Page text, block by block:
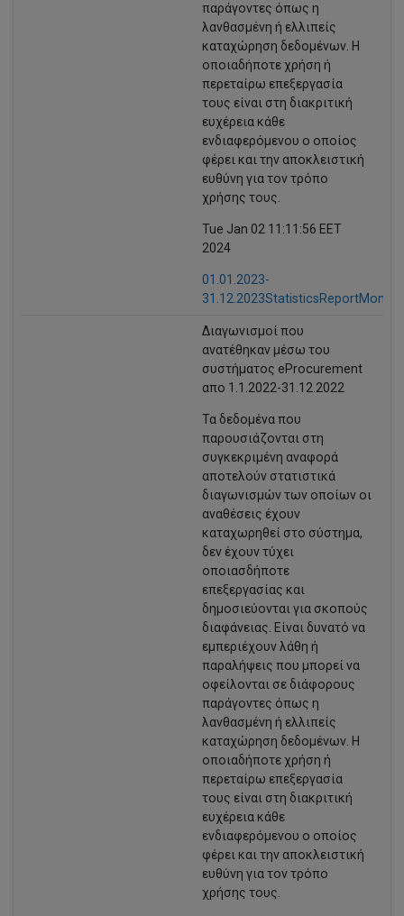
παράγοντες όπως η
λανθασμένη ή ελλιπείς
καταχώρηση δεδομένων. Η
οποιαδήποτε χρήση ή
περεταίρω επεξεργασία
τους είναι στη διακριτική
ευχέρεια κάθε
ενδιαφερόμενου ο οποίος
φέρει και την αποκλειστική
ευθύνη για τον τρόπο
χρήσης τους.
Tue Jan 02 11:11:56 EET
2024
01.01.2023-
Διαγωνισμοί που
ανατέθηκαν μέσω του
συστήματος eProcurement
απo 1.1.2022-31.12.2022
Τα δεδομένα που
παρουσιάζονται στη
συγκεκριμένη αναφορά
αποτελούν στατιστικά
διαγωνισμών των οποίων οι
αναθέσεις έχουν
καταχωρηθεί στο σύστημα,
δεν έχουν τύχει
οποιασδήποτε
επεξεργασίας και
δημοσιεύονται για σκοπούς
διαφάνειας. Είναι δυνατό να
εμπεριέχουν λάθη ή
παραλήψεις που μπορεί να
οφείλονται σε διάφορους
παράγοντες όπως η
λανθασμένη ή ελλιπείς
καταχώρηση δεδομένων. Η
οποιαδήποτε χρήση ή
περεταίρω επεξεργασία
τους είναι στη διακριτική
ευχέρεια κάθε
ενδιαφερόμενου ο οποίος
φέρει και την αποκλειστική
ευθύνη για τον τρόπο
χρήσης τους.